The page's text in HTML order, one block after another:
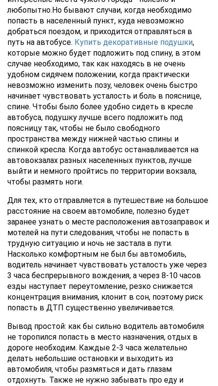
любопытно.Но бывают случаи, когда необходимо
попасть в населенный пункт, куда невозможно
добраться поездом, и приходится отправляться в
путь на автобусе. Купить декоративные подушки,
которые можно будет подложить под спину, в этом
случае необходимо, так как находясь в не очень
удобном сидячем положении, когда практически
невозможно изменить позу, человек очень быстро
начинает чувствовать усталость и боль в пояснице,
спине. Чтобы было более удобно сидеть в кресле
автобуса, подушку лучше всего подложить под
поясницу так, чтобы не было свободного
пространства между нижней частью спины и
спинкой кресла. Когда автобус останавливается на
автовокзалах разных населенных пунктов, лучше
выйти и немного пройтись по территории вокзала,
чтобы размять ноги.
Для тех, кто отправляется в путешествие на большое
расстояние на своем автомобиле, полезно будет
заранее узнать о месте расположения автозаправок и
мотелей на пути следования, чтобы не попасть в
трудную ситуацию и ночь не застала в пути.
Насколько комфортным не был бы автомобиль,
водитель начинает чувствовать усталость уже через
3 часа беспрерывного вождения, а через 8-10 часов
езды наступает переутомление, резко снижается
концентрация внимания, клонит в сон, поэтому риск
попасть в ДТП существенно увеличивается.
Вывод простой: как бы сильно водитель автомобиля
не торопился попасть в место назначения, отдых в
дороге необходим. Каждые 2-3 часа желательно
делать небольшие остановки и выходить из
автомобиля, чтобы размяться и дать глазам
отдохнуть. Также не нужно забывать про еду и